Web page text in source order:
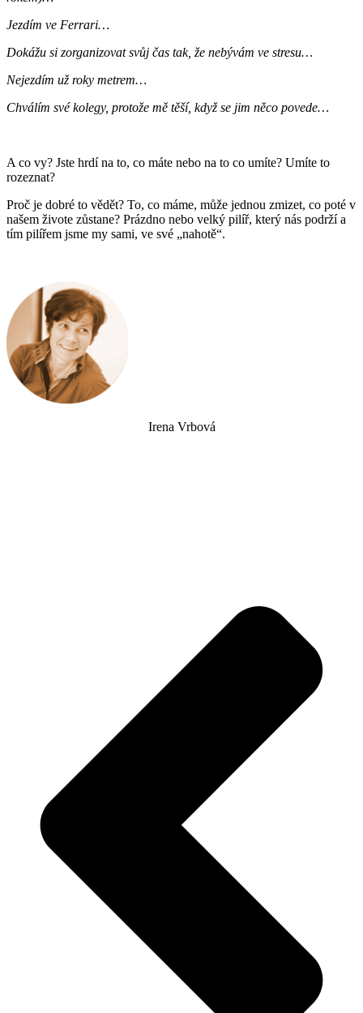
Jezdím ve Ferrari…
Dokážu si zorganizovat svůj čas tak, že nebývám ve stresu…
Nejezdím už roky metrem…
Chválím své kolegy, protože mě těší, když se jim něco povede…
A co vy? Jste hrdí na to, co máte nebo na to co umíte? Umíte to
rozeznat?
Proč je dobré to vědět? To, co máme, může jednou zmizet, co poté v
našem živote zůstane? Prázdno nebo velký pilíř, který nás podrží a
tím pilířem jsme my sami, ve své „nahotě“.
Irena Vrbová